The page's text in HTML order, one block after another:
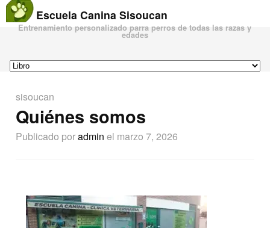
Escuela Canina Sisoucan
Entrenamiento personalizado parra perros de todas las razas y
edades
sisoucan
Quiénes somos
Publicado poradmin el marzo 7, 2026